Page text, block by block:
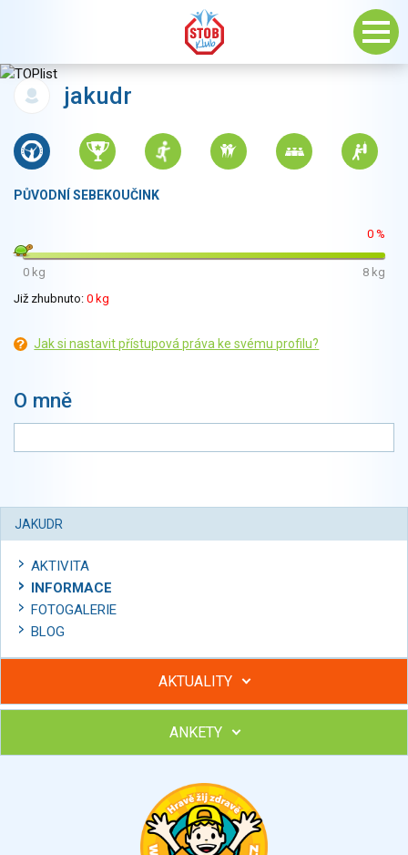
jakudr
PŮVODNÍ SEBEKOUČINK
0 %
0 kg
8 kg
Již zhubnuto: 0 kg
Jak si nastavit přístupová práva ke svému profilu?
O mně
JAKUDR
AKTIVITA
INFORMACE
FOTOGALERIE
BLOG
AKTUALITY
Hubněte s podporou lektorky a skupiny v kurzech STOBu
Chcete poradit s hubnutím? Najděte si odborníka STOBu ve
ANKETY